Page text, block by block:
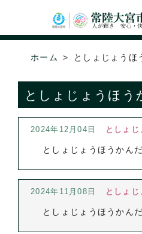
ホーム としょじょうほ
としょじょうほう
2024年12月04日 としょじ
としょじょうほうかん
2024年11月08日 としょじ
としょじょうほうかん